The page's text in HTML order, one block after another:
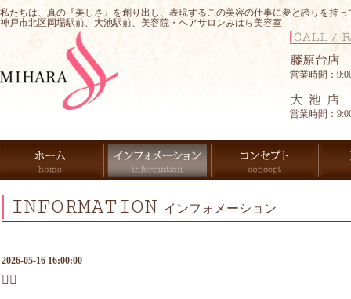
私たちは、真の『美しさ』を創り出し、表現するこの美容の仕事に夢と誇りを持
神戸市北区岡場駅前、大池駅前、美容院・ヘアサロンみはら美容室
営業時間：
営業時間：
INFORMATION インフォメーション
2026-05-16 16:00:00
💇‍♀️